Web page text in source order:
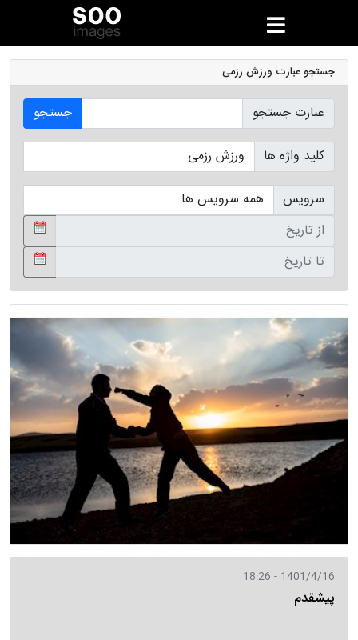
جستجو عبارت ورزش رزمی
عبارت جستجو
جستجو
کلید واژه ها
سرویس
1401/4/16 - 18:26
پیشقدم